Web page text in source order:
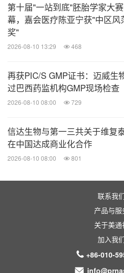
第十届"一站到底"胚胎学家大
幕，嘉会医疗陈亚宁获"中区风
奖"
2026-08-10 13:29 468
再获PIC/S GMP证书：迈威生
过巴西药监机构GMP现场检查
2026-08-10 08:00 729
信达生物与第一三共关于维复
在中国达成商业化合作
2026-08-10 08:00 801
联系我
产品与服
关于美通
加入我
+86-010-